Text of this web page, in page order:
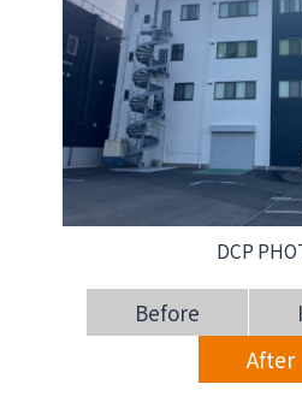
Before
After
DCP